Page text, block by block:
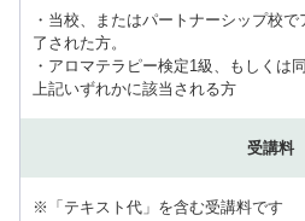
・当校、またはパートナーシップ校
了された方。
・アロマテラピー検定1級、もしくは
上記いずれかに該当される方
受講料
※「テキスト代」を含む受講料です